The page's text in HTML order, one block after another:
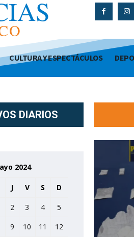
CULTURA Y ESPECTÁCULOS
DIARIOS
2024
J V S D
2 3 4
5
9 10 11
12